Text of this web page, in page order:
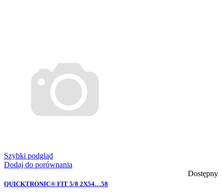
Szybki podgląd
Dodaj do porównania
Dostępny
QUICKTRONIC® FIT 5/8 2X54…58